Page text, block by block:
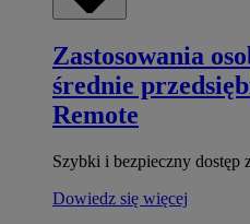
Zastosowania
średnie
Remote
Szybki i bezpieczny dostęp
Dowiedz się więcej